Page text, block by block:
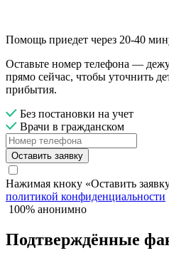
Помощь приедет через 20-40
Оставьте номер телефона —
прямо сейчас, чтобы уточнить
прибытия.
Без постановки на учет
Врачи в гражданском
Оставить заявку
Нажимая кноку «Оставить
политикой конфиденциальности
100% анонимно
Подтверждённые